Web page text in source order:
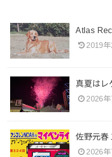
Atlas
2019年
真夏はレ
2026
佐野元春
2026